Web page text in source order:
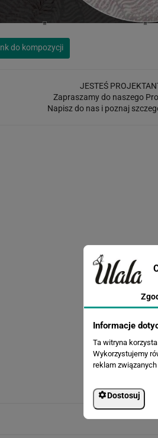
do kompozycji
JESTEŚ
Zapraszamy do naszego
Napisz do nas i poznaj
Informacje
Ta witryna
Wykorzystujemy
reklam
Dostosuj